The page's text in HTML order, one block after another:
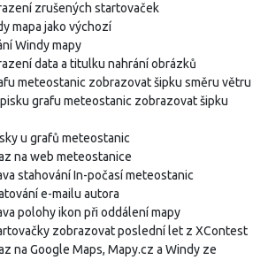
zrušených startovaček
mapa jako výchozí
Windy mapy
data a titulku nahrání obrázků
meteostanic zobrazovat šipku směru větru
grafu meteostanic zobrazovat šipku
u grafů meteostanic
na web meteostanice
stahování In-počasí meteostanic
e-mailu autora
polohy ikon při oddálení mapy
zobrazovat poslední let z XContest
na Google Maps, Mapy.cz a Windy ze